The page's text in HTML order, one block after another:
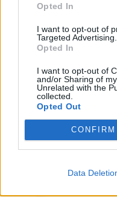
Opted In
I want to opt-out of
Targeted Advertising.
Opted In
I want to opt-out of
and/or Sharing of
Unrelated with the
collected.
Opted Out
CONFIRM
Data